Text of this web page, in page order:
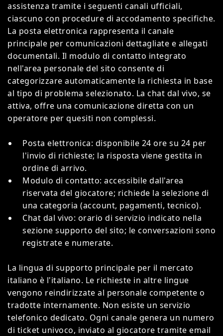
assistenza tramite i seguenti canali ufficiali,
ciascuno con procedure di accodamento specifiche.
La posta elettronica rappresenta il canale
principale per comunicazioni dettagliate e allegati
documentali. Il modulo di contatto integrato
nell'area personale del sito consente di
categorizzare automaticamente la richiesta in base
al tipo di problema selezionato. La chat dal vivo, se
attiva, offre una comunicazione diretta con un
operatore per quesiti non complessi.
Posta elettronica: disponibile 24 ore su 24 per
l'invio di richieste; la risposta viene gestita in
ordine di arrivo.
Modulo di contatto: accessibile dall'area
riservata del giocatore; richiede la selezione di
una categoria (account, pagamenti, tecnico).
Chat dal vivo: orario di servizio indicato nella
sezione supporto del sito; le conversazioni sono
registrate e numerate.
La lingua di supporto principale per il mercato
italiano è l'italiano. Le richieste in altre lingue
vengono reindirizzate al personale competente o
tradotte internamente. Non esiste un servizio
telefonico dedicato. Ogni canale genera un numero
di ticket univoco, inviato al giocatore tramite email